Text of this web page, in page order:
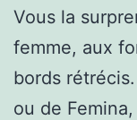
Vous la
femme, aux
bords
ou de